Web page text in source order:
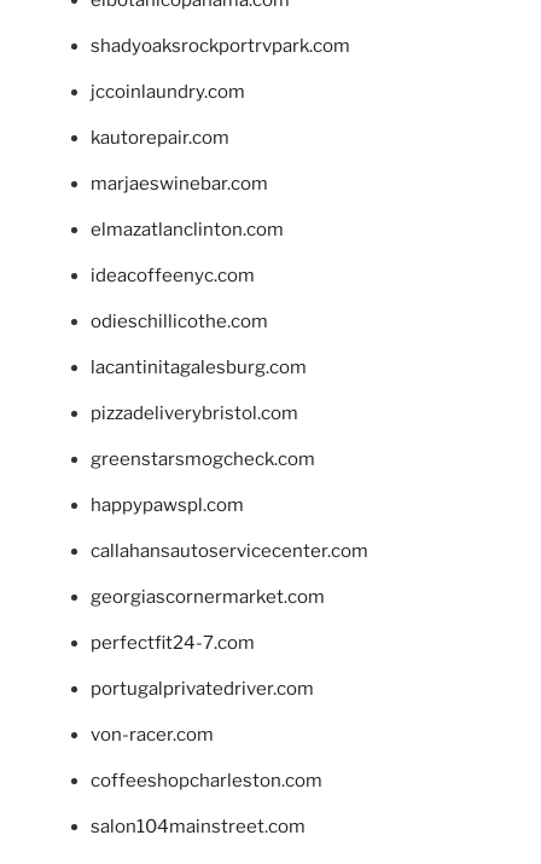
shadyoaksrockportrvpark.com
jccoinlaundry.com
kautorepair.com
marjaeswinebar.com
elmazatlanclinton.com
ideacoffeenyc.com
odieschillicothe.com
lacantinitagalesburg.com
pizzadeliverybristol.com
greenstarsmogcheck.com
happypawspl.com
callahansautoservicecenter.com
georgiascornermarket.com
perfectfit24-7.com
portugalprivatedriver.com
von-racer.com
coffeeshopcharleston.com
salon104mainstreet.com